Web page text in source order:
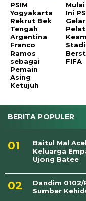
PSIM
Yogyakarta
Rekrut Bek
Tengah
Argentina
Franco
Ramos
sebagai
Pemain
Asing
Ketujuh
Ini
Gelar
FIFA
BERITA POPULER
Baitul Mal
Keluarga
Ujong Batee
Dandim 0102/
Sumber